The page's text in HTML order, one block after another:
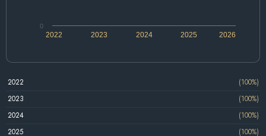
2022 2024 2026
2023 2025
0
2022
(100%)
2023
(100%)
2024
(100%)
2025
(100%)